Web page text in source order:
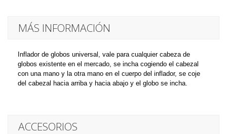
MÁS INFORMACIÓN
Inflador de globos universal, vale para cualquier cabeza de
globos existente en el mercado, se incha cogiendo el cabezal
con una mano y la otra mano en el cuerpo del inflador, se coje
del cabezal hacia arriba y hacia abajo y el globo se incha.
ACCESORIOS